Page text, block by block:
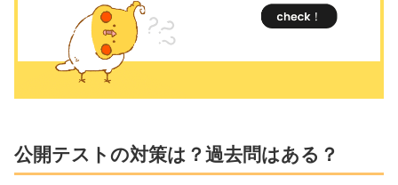
公開テストの対策は？過去問はある？